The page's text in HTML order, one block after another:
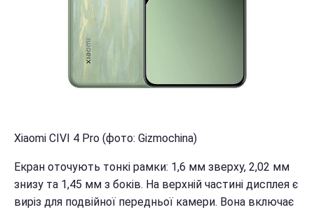
Xiaomi CIVI 4 Pro (фото: Gizmochina)
Екран оточують тонкі рамки: 1,6 мм зверху, 2,02 мм
знизу та 1,45 мм з боків. На верхній частині дисплея є
виріз для подвійної передньої камери. Вона включає